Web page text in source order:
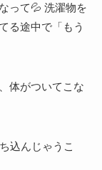
って💦 洗濯物を
る途中で「もう
体がついてこな
込んじゃうこ